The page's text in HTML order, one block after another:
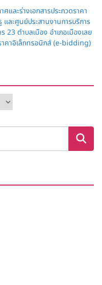
และร่างเอกสารประกวดราคา
ละศูนย์ประสานงานการบริการ
ตำบลเมือง อำเภอเมืองเลย
าคาอิเล็กทรอนิกส์ (e-bidding)